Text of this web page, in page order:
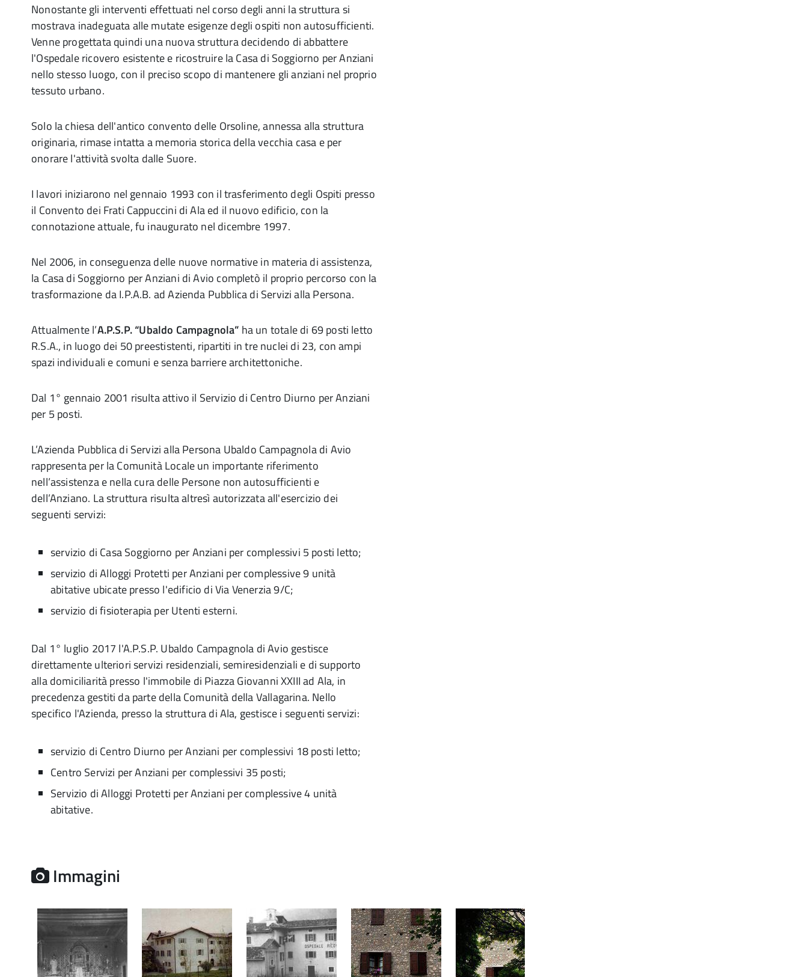
Nonostante gli interventi effettuati nel corso degli anni la struttura si
mostrava inadeguata alle mutate esigenze degli ospiti non autosufficienti.
Venne progettata quindi una nuova struttura decidendo di abbattere
l'Ospedale ricovero esistente e ricostruire la Casa di Soggiorno per Anziani
nello stesso luogo, con il preciso scopo di mantenere gli anziani nel proprio
tessuto urbano.
Solo la chiesa dell'antico convento delle Orsoline, annessa alla struttura
originaria, rimase intatta a memoria storica della vecchia casa e per
onorare l'attività svolta dalle Suore.
I lavori iniziarono nel gennaio 1993 con il trasferimento degli Ospiti presso
il Convento dei Frati Cappuccini di Ala ed il nuovo edificio, con la
connotazione attuale, fu inaugurato nel dicembre 1997.
Nel 2006, in conseguenza delle nuove normative in materia di assistenza,
la Casa di Soggiorno per Anziani di Avio completò il proprio percorso con la
trasformazione da I.P.A.B. ad Azienda Pubblica di Servizi alla Persona.
Attualmente l’A.P.S.P. “Ubaldo Campagnola” ha un totale di 69 posti letto
R.S.A., in luogo dei 50 preestistenti, ripartiti in tre nuclei di 23, con ampi
spazi individuali e comuni e senza barriere architettoniche.
Dal 1° gennaio 2001 risulta attivo il Servizio di Centro Diurno per Anziani
per 5 posti.
L’Azienda Pubblica di Servizi alla Persona Ubaldo Campagnola di Avio
rappresenta per la Comunità Locale un importante riferimento
nell’assistenza e nella cura delle Persone non autosufficienti e
dell’Anziano. La struttura risulta altresì autorizzata all'esercizio dei
seguenti servizi:
servizio di Casa Soggiorno per Anziani per complessivi 5 posti letto;
servizio di Alloggi Protetti per Anziani per complessive 9 unità
abitative ubicate presso l'edificio di Via Venerzia 9/C;
servizio di fisioterapia per Utenti esterni.
Dal 1° luglio 2017 l'A.P.S.P. Ubaldo Campagnola di Avio gestisce
direttamente ulteriori servizi residenziali, semiresidenziali e di supporto
alla domiciliarità presso l'immobile di Piazza Giovanni XXIII ad Ala, in
precedenza gestiti da parte della Comunità della Vallagarina. Nello
specifico l'Azienda, presso la struttura di Ala, gestisce i seguenti servizi:
servizio di Centro Diurno per Anziani per complessivi 18 posti letto;
Centro Servizi per Anziani per complessivi 35 posti;
Servizio di Alloggi Protetti per Anziani per complessive 4 unità
abitative.
Immagini